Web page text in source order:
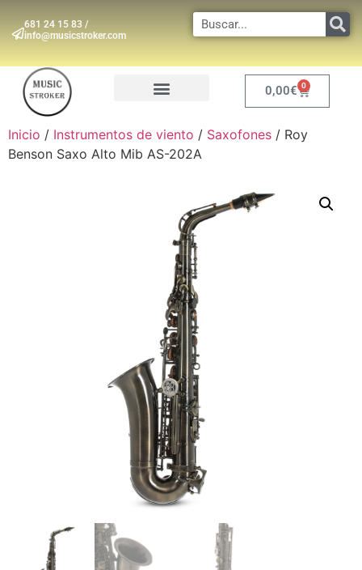
681 24 15 83 /
info@musicstroker.com
0,00€ 0
Inicio / Instrumentos de viento / Saxofones / Roy
Benson Saxo Alto Mib AS-202A